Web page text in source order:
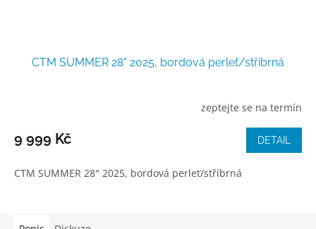
CTM SUMMER 28" 2025, bordová perleť/stříbrná
zeptejte se na termín
9 999 Kč DETAIL
CTM SUMMER 28" 2025, bordová perleť/stříbrná